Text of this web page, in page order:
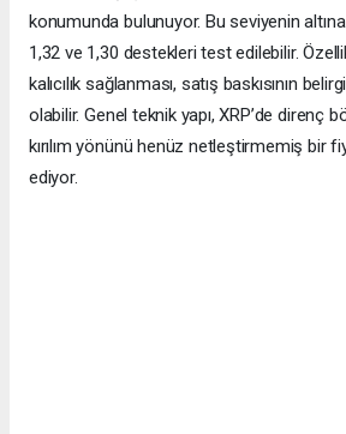
konumunda bulunuyor. Bu seviyenin
1,32 ve 1,30 destekleri test edilebilir.
kalıcılık sağlanması, satış baskısının
olabilir. Genel teknik yapı, XRP’de direnç
kırılım yönünü henüz netleştirmemiş bir
ediyor.